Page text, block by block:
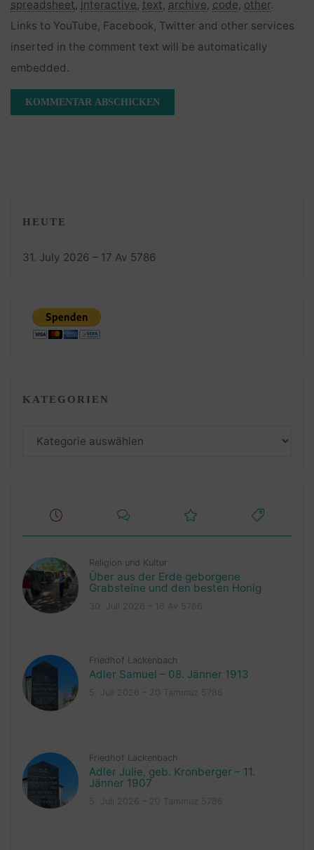
spreadsheet, interactive, text, archive, code, other.
Links to YouTube, Facebook, Twitter and other services
inserted in the comment text will be automatically
embedded.
HEUTE
31. July 2026 – 17 Av 5786
KATEGORIEN
Religion und Kultur
Über aus der Erde geborgene
Grabsteine und den besten Honig
Friedhof Lackenbach
Adler Samuel – 08. Jänner 1913
Friedhof Lackenbach
Adler Julie, geb. Kronberger – 11.
Jänner 1907